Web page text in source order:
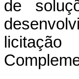
de